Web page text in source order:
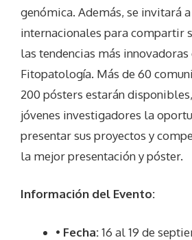
genómica. Además, se invitará
internacionales para compartir
las tendencias más innovadoras
Fitopatología. Más de 60
200 pósters estarán
jóvenes investigadores la
presentar sus proyectos y
la mejor presentación y póster.
Información del Evento:
• Fecha:16 al 19 de